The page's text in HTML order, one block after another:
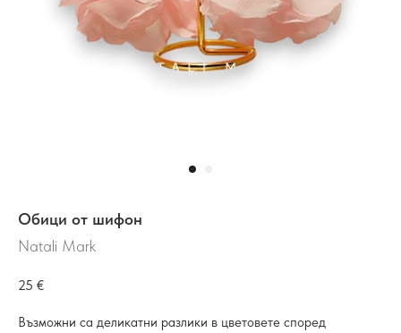
Обици от шифон
Natali Mark
25 €
Възможни са деликатни разлики в цветовете според